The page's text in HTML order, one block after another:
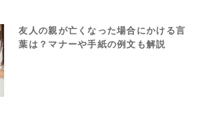
友人の親が亡くなった場合にかける言
葉は？マナーや手紙の例文も解説